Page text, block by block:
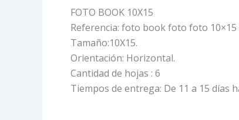
FOTO BOOK 10X15
Referencia: foto book foto foto 10×15
Tamaño:10X15.
Orientación: Horizontal.
Cantidad de hojas : 6
Tiempos de entrega: De 11 a 15 días